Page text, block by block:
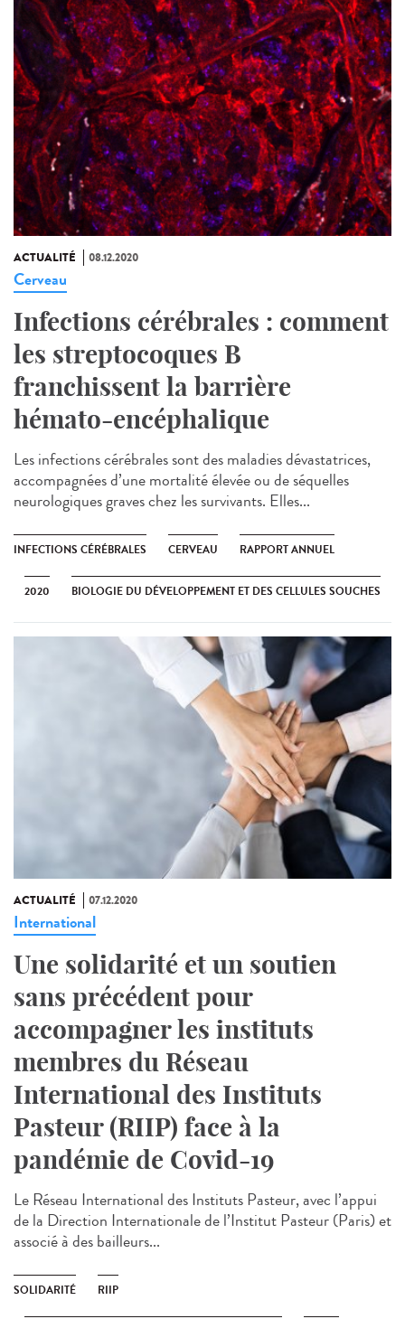
ACTUALITÉ 08.12.2020
Cerveau
Infections cérébrales : comment
les streptocoques B
franchissent la barrière
hémato-encéphalique
Les infections cérébrales sont des maladies dévastatrices,
accompagnées d’une mortalité élevée ou de séquelles
neurologiques graves chez les survivants. Elles...
INFECTIONS CÉRÉBRALES CERVEAU RAPPORT ANNUEL
2020 BIOLOGIE DU DÉVELOPPEMENT ET DES CELLULES SOUCHES
ACTUALITÉ 07.12.2020
International
Une solidarité et un soutien
sans précédent pour
accompagner les instituts
membres du Réseau
International des Instituts
Pasteur (RIIP) face à la
pandémie de Covid-19
Le Réseau International des Instituts Pasteur, avec l’appui
de la Direction Internationale de l’Institut Pasteur (Paris) et
associé à des bailleurs...
SOLIDARITÉ RIIP